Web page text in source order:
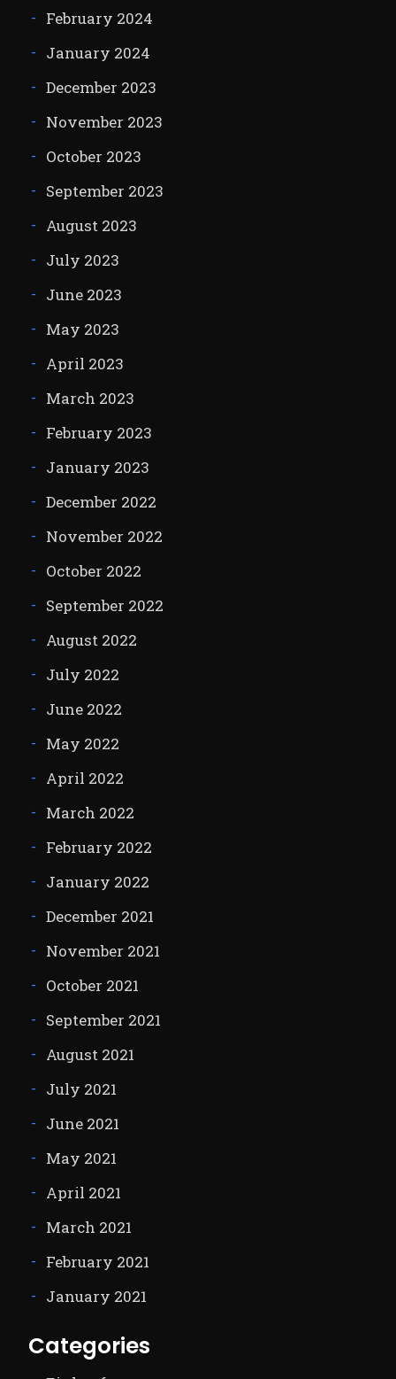
February 2024
January 2024
December 2023
November 2023
October 2023
September 2023
August 2023
July 2023
June 2023
May 2023
April 2023
March 2023
February 2023
January 2023
December 2022
November 2022
October 2022
September 2022
August 2022
July 2022
June 2022
May 2022
April 2022
March 2022
February 2022
January 2022
December 2021
November 2021
October 2021
September 2021
August 2021
July 2021
June 2021
May 2021
April 2021
March 2021
February 2021
January 2021
Categories